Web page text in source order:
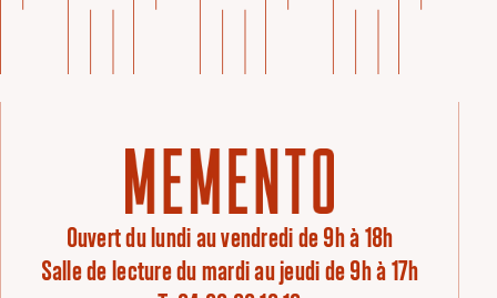
Ouvert du lundi au vendredi de 9h à 18h
Salle de lecture du mardi au jeudi de 9h à 17h